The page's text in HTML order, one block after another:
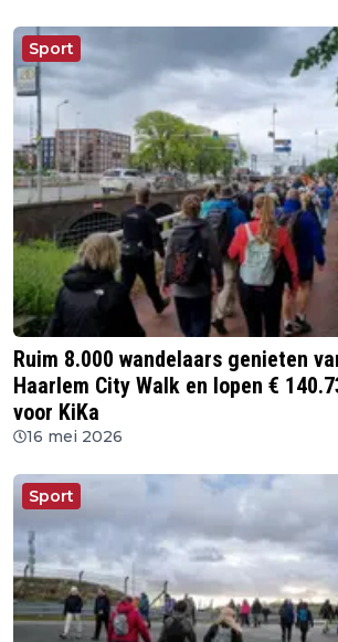
Sport
Ruim 8.000 wandelaars genieten
Haarlem City Walk en lopen €
voor KiKa
16 mei 2026
Sport